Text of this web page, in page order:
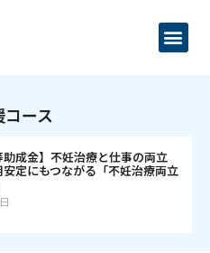
ース
助成金】不妊治療と仕事の両立
定にもつながる「不妊治療両立